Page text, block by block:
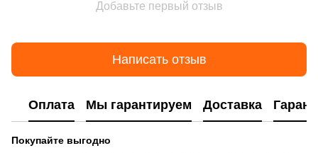
Добавьте первый отзыв
Написать отзыв
Оплата Мы гарантируем Доставка
Покупайте выгодно